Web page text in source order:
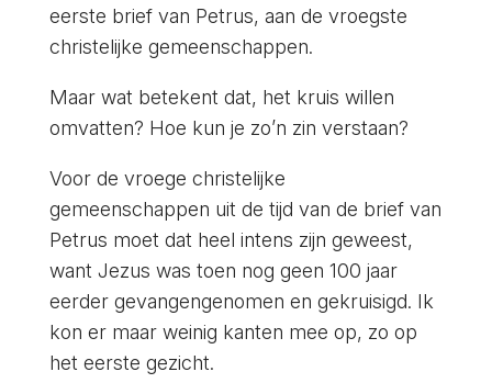
eerste brief van Petrus, aan de vroegste
christelijke gemeenschappen.
Maar wat betekent dat, het kruis willen
omvatten? Hoe kun je zo’n zin verstaan?
Voor de vroege christelijke
gemeenschappen uit de tijd van de brief van
Petrus moet dat heel intens zijn geweest,
want Jezus was toen nog geen 100 jaar
eerder gevangengenomen en gekruisigd. Ik
kon er maar weinig kanten mee op, zo op
het eerste gezicht.